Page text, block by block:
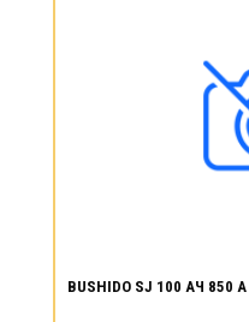
BUSHIDO SJ 100 АЧ 850